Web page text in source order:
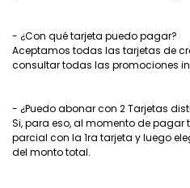
- ¿Con qué tarjeta puedo pagar?
Aceptamos todas las tarjetas de
consultar todas las promociones
- ¿Puedo abonar con 2 Tarjetas
Si, para eso, al momento de
parcial con la 1ra tarjeta y luego
del monto total.